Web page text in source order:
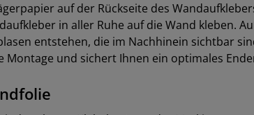
auf der Rückseite des
in aller Ruhe auf die Wand kleben.
entstehen, die im Nachhinein sichtbar
Montage und sichert Ihnen ein optimales